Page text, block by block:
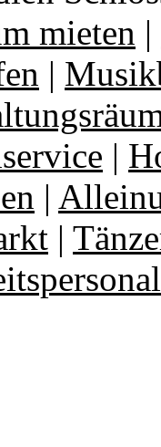
mieten |
|
|
|
|